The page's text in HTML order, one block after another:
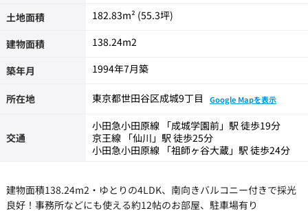
土地面積 182.83m² (55.3坪)
建物面積 138.24m2
築年月 1994年7月築
所在地 東京都世田谷区成城9丁目 Google Mapを表示
交通
小田急小田原線 「成城学園前」駅 徒歩19分
京王線 「仙川」駅 徒歩25分
小田急小田原線 「祖師ヶ谷大蔵」駅 徒歩24分
建物面積138.24m2・ゆとりの4LDK、南向きバルコニー付きで採光
良好！事務所などにも使える約12帖のお部屋、駐車場有り